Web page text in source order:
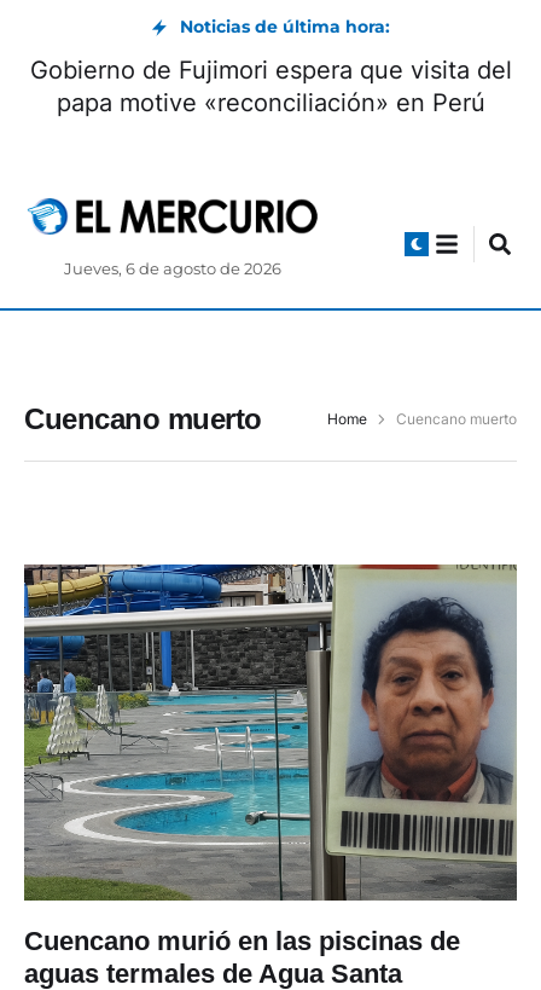
Noticias de última hora:
Gobierno de Fujimori espera que visita del
papa motive «reconciliación» en Perú
Jueves, 6 de agosto de 2026
Cuencano muerto Home Cuencano muerto
Cuencano murió en las piscinas de
aguas termales de Agua Santa